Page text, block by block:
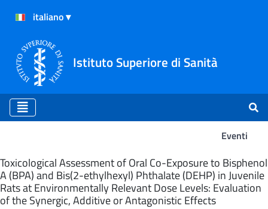
Istituto Superiore di Sanità
Eventi
Eventi
Toxicological Assessment of Oral Co-Exposure to Bisphenol
A (BPA) and Bis(2-ethylhexyl) Phthalate (DEHP) in Juvenile
Rats at Environmentally Relevant Dose Levels: Evaluation
of the Synergic, Additive or Antagonistic Effects